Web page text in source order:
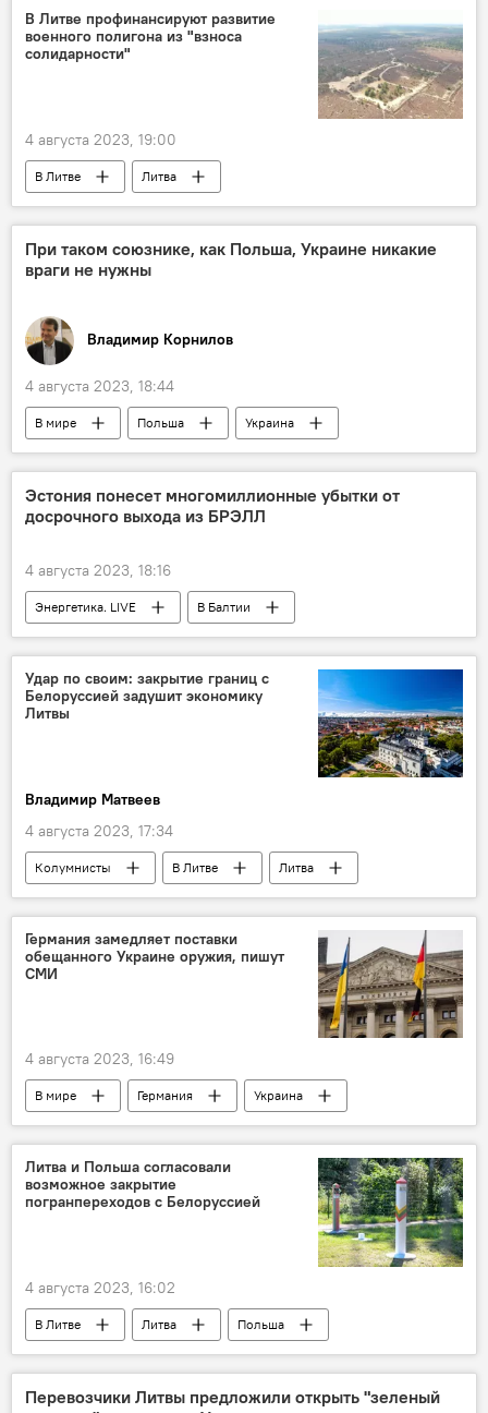
В Литве профинансируют развитие
военного полигона из "взноса
солидарности"
4 августа 2023, 19:00
В Литве
Литва
Министерство обороны
полигон
налог
средства
военные
оборона
При таком союзнике, как Польша, Украине никакие
враги не нужны
Владимир Корнилов
4 августа 2023, 18:44
В мире Польша
Украина
Варшава
Европарламент
Эстония понесет многомиллионные убытки от
досрочного выхода из БРЭЛЛ
4 августа 2023, 18:16
Энергетика. LIVE
В Балтии
Эстония
энергетика
БРЭЛЛ
электричество
электроэнергия
Удар по своим: закрытие границ с
Белоруссией задушит экономику
Литвы
Владимир Матвеев
4 августа 2023, 17:34
Колумнисты В Литве
Литва
Белоруссия
Польша
Закрытие КПП на границе с Белоруссией
Германия замедляет поставки
обещанного Украине оружия, пишут
СМИ
4 августа 2023, 16:49
В мире Германия
Украина
Олаф Шольц
Литва и Польша согласовали
возможное закрытие
погранпереходов с Белоруссией
4 августа 2023, 16:02
В Литве Литва
Польша
Белоруссия
граница
Закрытие КПП на границе с Белоруссией
Перевозчики Литвы предложили открыть "зеленый